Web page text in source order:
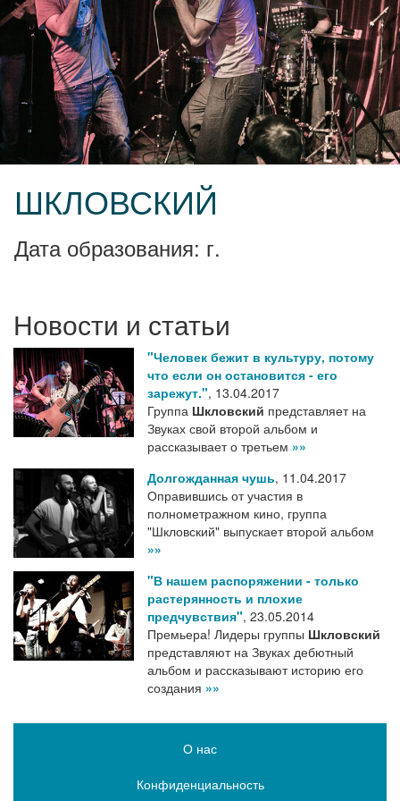
ШКЛОВСКИЙ
Дата образования: г.
Новости и статьи
"Человек бежит в культуру, потому
что если он остановится - его
зарежут.", 13.04.2017
Группа Шкловский представляет на
Звуках свой второй альбом и
рассказывает о третьем »»
Долгожданная чушь, 11.04.2017
Оправившись от участия в
полнометражном кино, группа
"Шкловский" выпускает второй альбом
»»
"В нашем распоряжении - только
растерянность и плохие
предчувствия", 23.05.2014
Премьера! Лидеры группы Шкловский
представляют на Звуках дебютный
альбом и рассказывают историю его
создания »»
О нас
Конфиденциальность